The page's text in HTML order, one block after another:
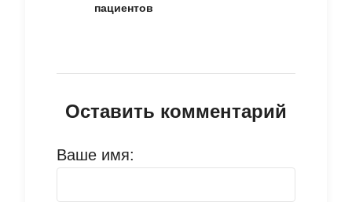
пациентов
Оставить комментарий
Ваше имя: